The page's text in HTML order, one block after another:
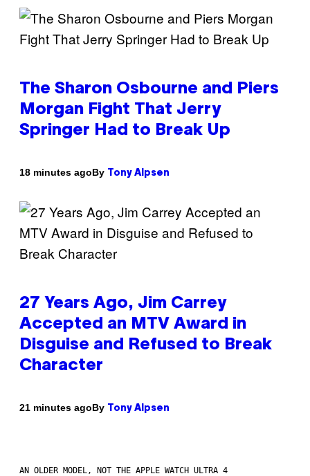
The Sharon Osbourne and Piers
Morgan Fight That Jerry
Springer Had to Break Up
18 minutes agoBy Tony Alpsen
27 Years Ago, Jim Carrey
Accepted an MTV Award in
Disguise and Refused to Break
Character
21 minutes agoBy Tony Alpsen
AN OLDER MODEL, NOT THE APPLE WATCH ULTRA 4